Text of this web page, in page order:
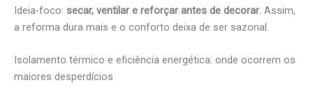
Ideia-foco: secar, ventilar e reforçar antes de decorar . Assim,
a reforma dura mais e o conforto deixa de ser sazonal.
Isolamento térmico e eficiência energética: onde ocorrem os
maiores desperdícios